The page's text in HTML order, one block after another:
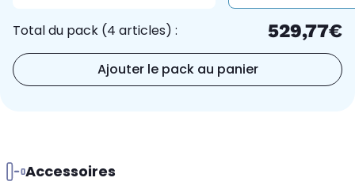
Total du pack (4 articles) : 529,77€
Ajouter le pack au panier
Accessoires